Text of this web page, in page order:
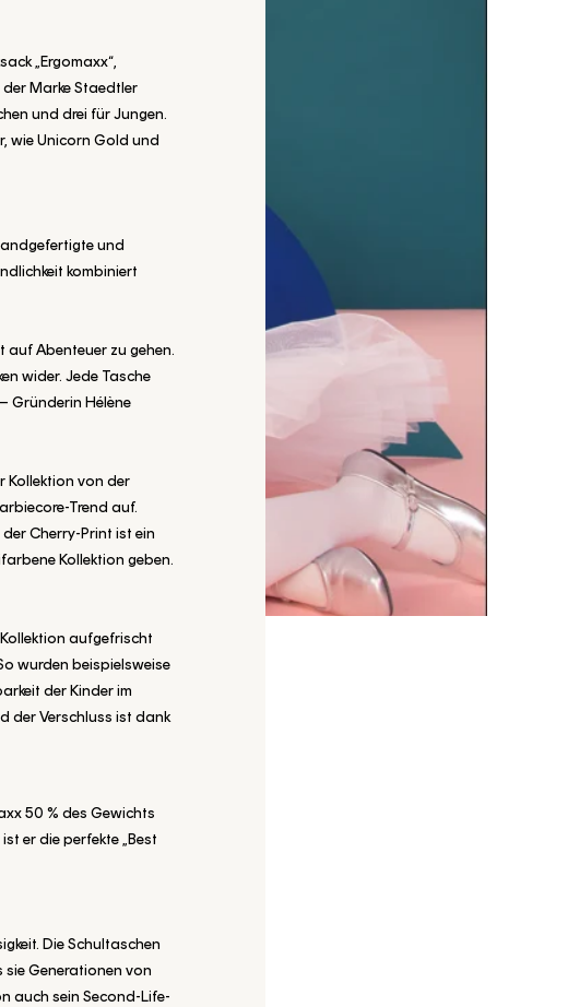
„Ergomaxx“,
Marke Staedtler
und drei für Jungen.
wie Unicorn Gold und
und
kombiniert
auf Abenteuer zu gehen.
wider. Jede Tasche
– Gründerin Hélène
Kollektion von der
Trend auf.
Cherry-Print ist ein
Kollektion geben.
aufgefrischt
wurden beispielsweise
der Kinder im
der Verschluss ist dank
50 % des Gewichts
er die perfekte „Best
Die Schultaschen
sie Generationen von
auch sein Second-Life-